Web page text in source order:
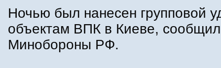
Ночью был нанесен групповой
объектам ВПК в Киеве,
Минобороны РФ.